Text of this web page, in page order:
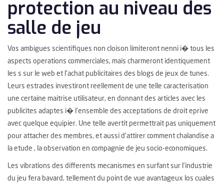
protection au niveau des
salle de jeu
Vos ambigues scientifiques non cloison limiteront nenni i� tous les
aspects operations commerciales, mais charmeront identiquement
les s sur le web et l’achat publicitaires des blogs de jeux de tunes.
Leurs estrades investiront reellement de une telle caracterisation
une certaine maitrise utilisateur, en donnant des articles avec les
publicites adaptes i� l’ensemble des acceptations de droit eprive
avec quelque equipier. Une telle avertit permettrait pas uniquement
pour attacher des membres, et aussi d’attirer comment chalandise a
la etude , la observation en compagnie de jeu socio-economiques.
Les vibrations des differents mecanismes en surfant sur l’industrie
du jeu fera bavard, tellement du point de vue avantageux los cuales